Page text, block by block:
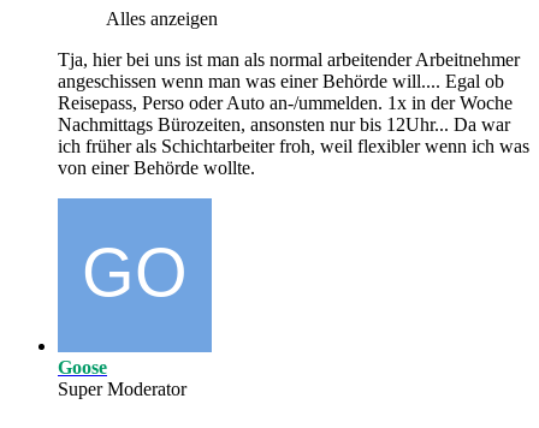
Alles anzeigen
Tja, hier bei uns ist man als normal arbeitender Arbeitnehmer
angeschissen wenn man was einer Behörde will.... Egal ob
Reisepass, Perso oder Auto an-/ummelden. 1x in der Woche
Nachmittags Bürozeiten, ansonsten nur bis 12Uhr... Da war
ich früher als Schichtarbeiter froh, weil flexibler wenn ich was
von einer Behörde wollte.
Goose
Super Moderator